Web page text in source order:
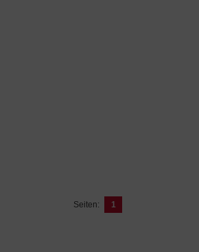
Seiten: 1